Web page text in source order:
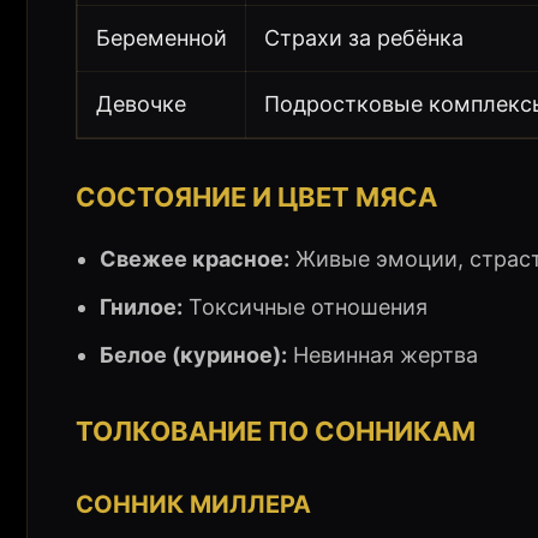
Беременной Страхи за ребёнка
Девочке Подростковые
СОСТОЯНИЕ И ЦВЕТ МЯСА
Свежее красное: Живые эмоции,
Гнилое: Токсичные отношения
Белое (куриное): Невинная жертва
ТОЛКОВАНИЕ ПО СОННИКАМ
СОННИК МИЛЛЕРА